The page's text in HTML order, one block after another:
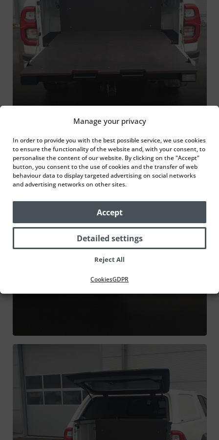
Manage your privacy
In order to provide you with the best possible service, we use cookies
to ensure the functionality of the website and, with your consent, to
personalise the content of our website. By clicking on the "Accept"
button, you consent to the use of cookies and the transfer of web
behaviour data to display targeted advertising on social networks
and advertising networks on other sites.
Accept
Reject All
Detailed settings
CookiesGDPR